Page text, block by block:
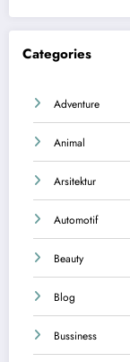
Categories
Adventure
Animal
Arsitektur
Automotif
Beauty
Blog
Bussiness